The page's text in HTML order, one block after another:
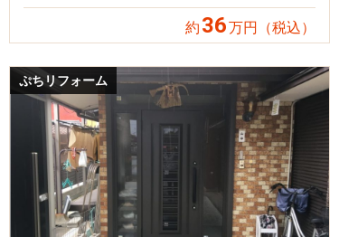
約 36万円（税込）
ぷちリフォーム